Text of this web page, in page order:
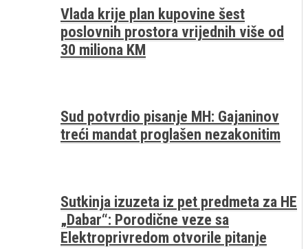
Vlada krije plan kupovine šest
poslovnih prostora vrijednih više od
30 miliona KM
Sud potvrdio pisanje MH: Gajaninov
treći mandat proglašen nezakonitim
Sutkinja izuzeta iz pet predmeta za HE
„Dabar“: Porodične veze sa
Elektroprivredom otvorile pitanje